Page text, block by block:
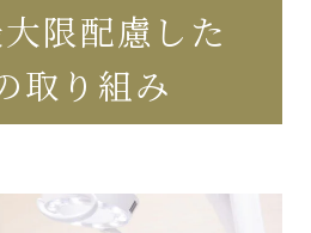
限配慮した
取り組み